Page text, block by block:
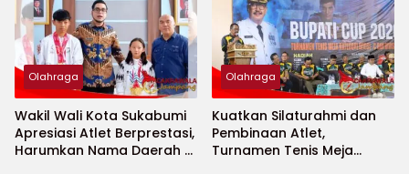
Olahraga
Wakil Wali Kota Sukabumi
Apresiasi Atlet Berprestasi,
Harumkan Nama Daerah di
Olahraga
Kuatkan Silaturahmi dan
Pembinaan Atlet,
Turnamen Tenis Meja